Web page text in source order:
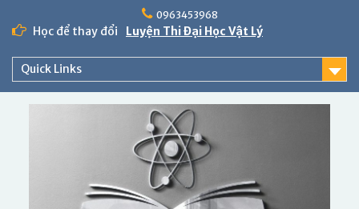
content
0963453968
Học để thay đổi Luyện Thi Đại Học Vật Lý
Quick Links